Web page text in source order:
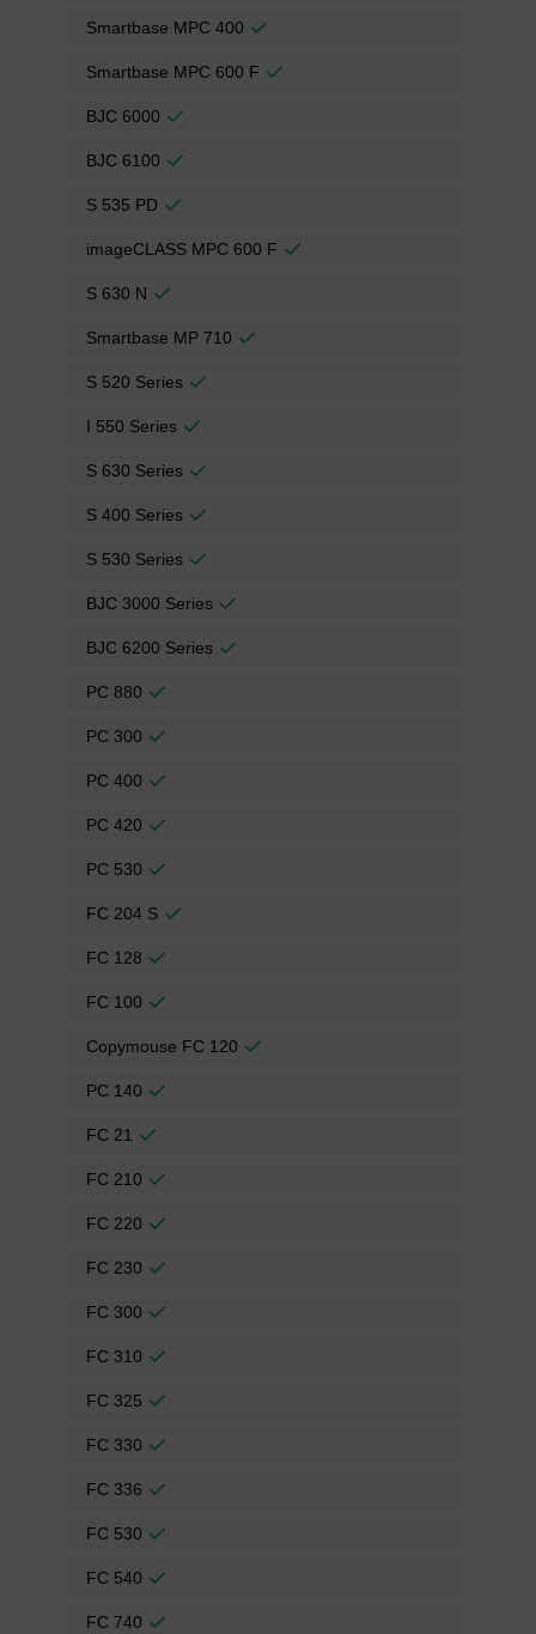
Smartbase MPC 400
Smartbase MPC 600 F
BJC 6000
BJC 6100
S 535 PD
imageCLASS MPC 600 F
S 630 N
Smartbase MP 710
S 520 Series
I 550 Series
S 630 Series
S 400 Series
S 530 Series
BJC 3000 Series
BJC 6200 Series
PC 880
PC 300
PC 400
PC 420
PC 530
FC 204 S
FC 128
FC 100
Copymouse FC 120
PC 140
FC 21
FC 210
FC 220
FC 230
FC 300
FC 310
FC 325
FC 330
FC 336
FC 530
FC 540
FC 740